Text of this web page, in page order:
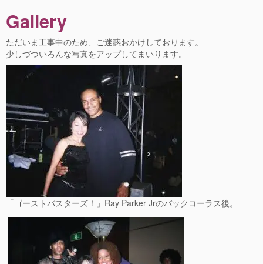
Gallery
ただいま工事中のため、ご迷惑おかけしております。
少しづついろんな写真をアップしてまいります。
「ゴーストバスターズ！」Ray Parker Jrのバックコーラス後。